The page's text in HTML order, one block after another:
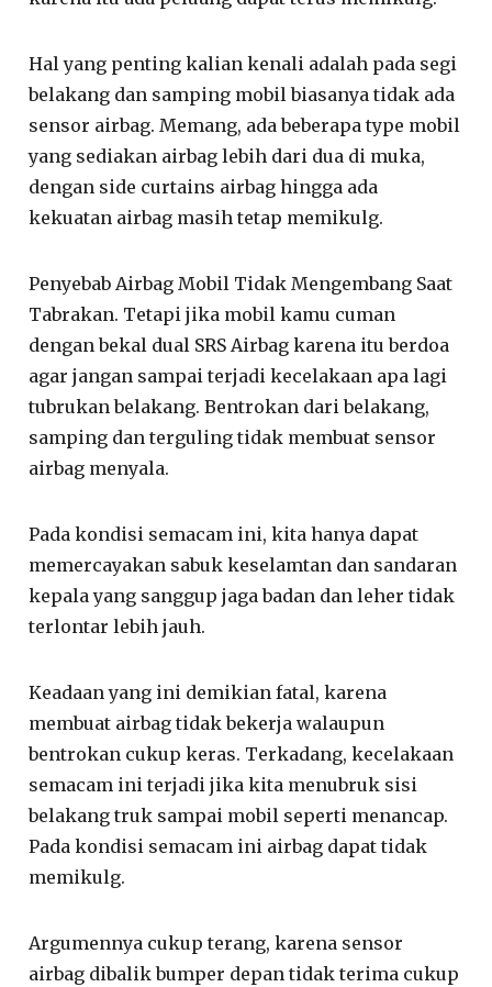
Hal yang penting kalian kenali adalah pada segi
belakang dan samping mobil biasanya tidak ada
sensor airbag. Memang, ada beberapa type mobil
yang sediakan airbag lebih dari dua di muka,
dengan side curtains airbag hingga ada
kekuatan airbag masih tetap memikulg.
Penyebab Airbag Mobil Tidak Mengembang Saat
Tabrakan. Tetapi jika mobil kamu cuman
dengan bekal dual SRS Airbag karena itu berdoa
agar jangan sampai terjadi kecelakaan apa lagi
tubrukan belakang. Bentrokan dari belakang,
samping dan terguling tidak membuat sensor
airbag menyala.
Pada kondisi semacam ini, kita hanya dapat
memercayakan sabuk keselamtan dan sandaran
kepala yang sanggup jaga badan dan leher tidak
terlontar lebih jauh.
Keadaan yang ini demikian fatal, karena
membuat airbag tidak bekerja walaupun
bentrokan cukup keras. Terkadang, kecelakaan
semacam ini terjadi jika kita menubruk sisi
belakang truk sampai mobil seperti menancap.
Pada kondisi semacam ini airbag dapat tidak
memikulg.
Argumennya cukup terang, karena sensor
airbag dibalik bumper depan tidak terima cukup